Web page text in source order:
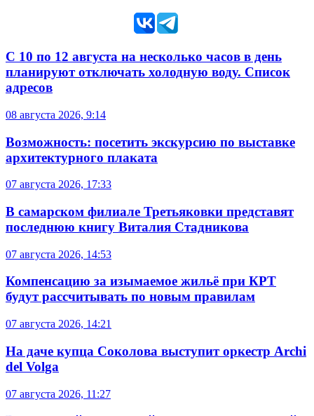
С 10 по 12 августа на несколько часов в день
планируют отключать холодную воду. Список
адресов
08 августа 2026, 9:14
Возможность: посетить экскурсию по выставке
архитектурного плаката
07 августа 2026, 17:33
В самарском филиале Третьяковки представят
последнюю книгу Виталия Стадникова
07 августа 2026, 14:53
Компенсацию за изымаемое жильё при КРТ
будут рассчитывать по новым правилам
07 августа 2026, 14:21
На даче купца Соколова выступит оркестр Archi
del Volga
07 августа 2026, 11:27